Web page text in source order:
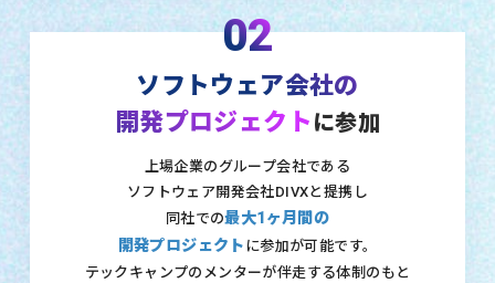
02
ソフトウェア会社の
開発プロジェクト に参加
上場企業のグループ会社である
ソフトウェア開発会社DIVXと提携し
同社での最大1ヶ月間の
開発プロジェクト に参加が可能です。
テックキャンプのメンターが伴走する体制のもと